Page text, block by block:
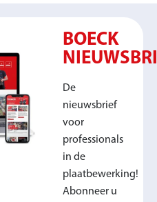
BOECK
De
nieuwsbrief
voor
professionals
in de
plaatbewerking!
Abonneer u